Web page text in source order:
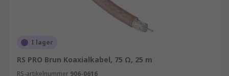
I lager
RS PRO Brun Koaxialkabel, 75 Ω, 25 m
RS-artikelnummer 906-0616